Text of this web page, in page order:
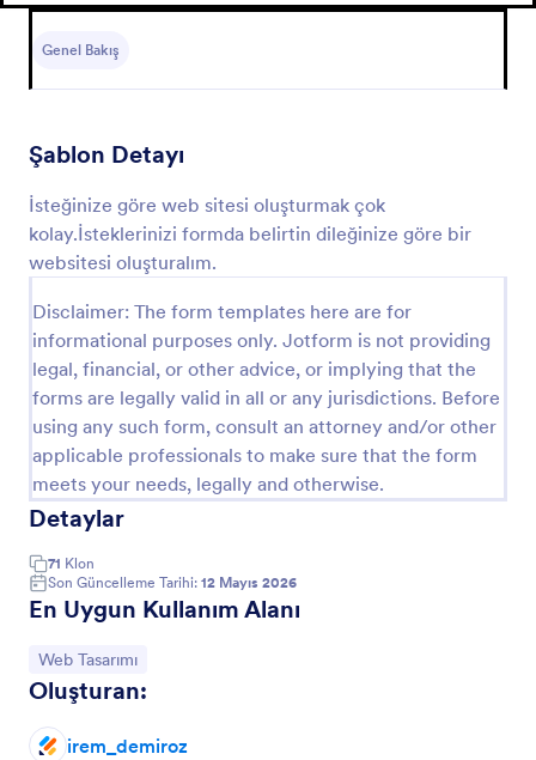
Genel Bakış
Şablon Detayı
İsteğinize göre web sitesi oluşturmak çok
kolay.İsteklerinizi formda belirtin dileğinize göre bir
websitesi oluşturalım.
Disclaimer: The form templates here are for
informational purposes only. Jotform is not providing
legal, financial, or other advice, or implying that the
forms are legally valid in all or any jurisdictions. Before
using any such form, consult an attorney and/or other
applicable professionals to make sure that the form
meets your needs, legally and otherwise.
Detaylar
71 Klon
Son Güncelleme Tarihi: 12 Mayıs 2026
En Uygun Kullanım Alanı
Kategoriye git:
Web Tasarımı
Oluşturan:
irem_demiroz
için taslak.
Önizleme